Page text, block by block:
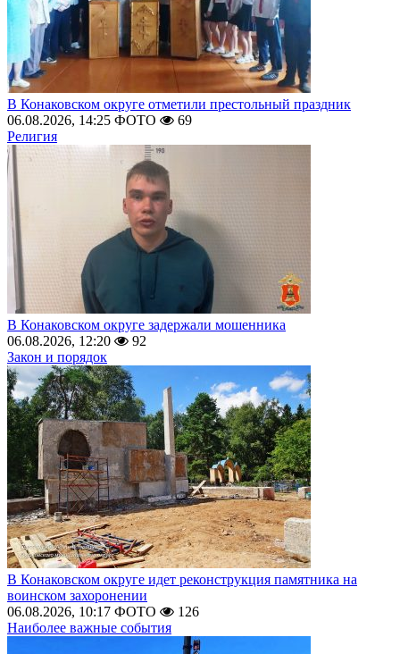
В Конаковском округе отметили престольный праздник
06.08.2026, 14:25 ФОТО
69
Религия
В Конаковском округе задержали мошенника
06.08.2026, 12:20
92
Закон и порядок
В Конаковском округе идет реконструкция памятника на
воинском захоронении
06.08.2026, 10:17 ФОТО
126
Наиболее важные события